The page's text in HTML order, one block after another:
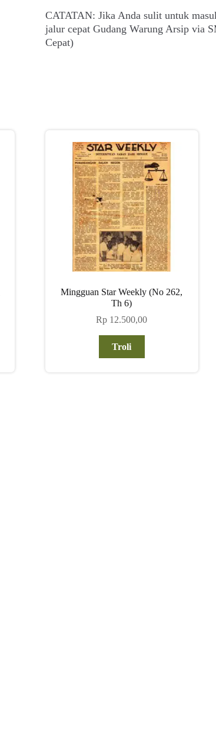
CATATAN: Jika Anda sulit untuk
jalur cepat Gudang Warung Arsip via
Cepat)
Mingguan Star Weekly (No 262,
Th 6)
Rp 12.500,00
Troli